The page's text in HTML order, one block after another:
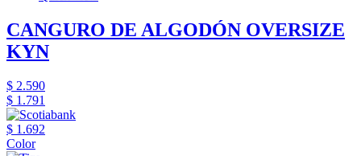
CANGURO DE ALGODÓN OVERSIZE
KYN
$ 2.590
$ 1.791
$ 1.692
Color